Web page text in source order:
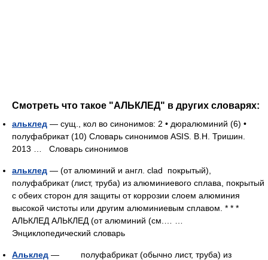
Смотреть что такое "АЛЬКЛЕД" в других словарях:
альклед — сущ., кол во синонимов: 2 • дюралюминий (6) •
полуфабрикат (10) Словарь синонимов ASIS. В.Н. Тришин.
2013 … Словарь синонимов
альклед — (от алюминий и англ. clad покрытый),
полуфабрикат (лист, труба) из алюминиевого сплава, покрытый
с обеих сторон для защиты от коррозии слоем алюминия
высокой чистоты или другим алюминиевым сплавом. * * *
АЛЬКЛЕД АЛЬКЛЕД (от алюминий (см.… …
Энциклопедический словарь
Альклед — полуфабрикат (обычно лист, труба) из